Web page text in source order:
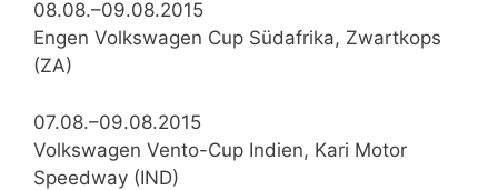
08.08.–09.08.2015
Engen Volkswagen Cup Südafrika, Zwartkops
(ZA)
07.08.–09.08.2015
Volkswagen Vento-Cup Indien, Kari Motor
Speedway (IND)